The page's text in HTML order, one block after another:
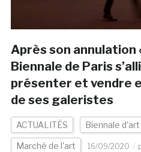
Après son annulation
Biennale de Paris
présenter et vendre
de ses galeristes
ACTUALITÉS Biennale d'art
Marché de l'art 16/09/2020